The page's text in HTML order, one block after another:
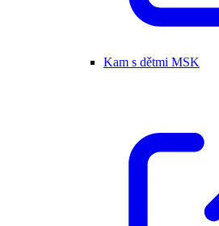
Kam s dětmi MSK